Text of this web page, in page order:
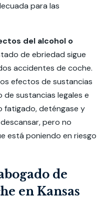
para las
del alcohol o
de ebriedad sigue
accidentes de coche.
efectos de sustancias
sustancias legales e
fatigado, deténgase y
pero no
está poniendo en riesgo
de
en Kansas